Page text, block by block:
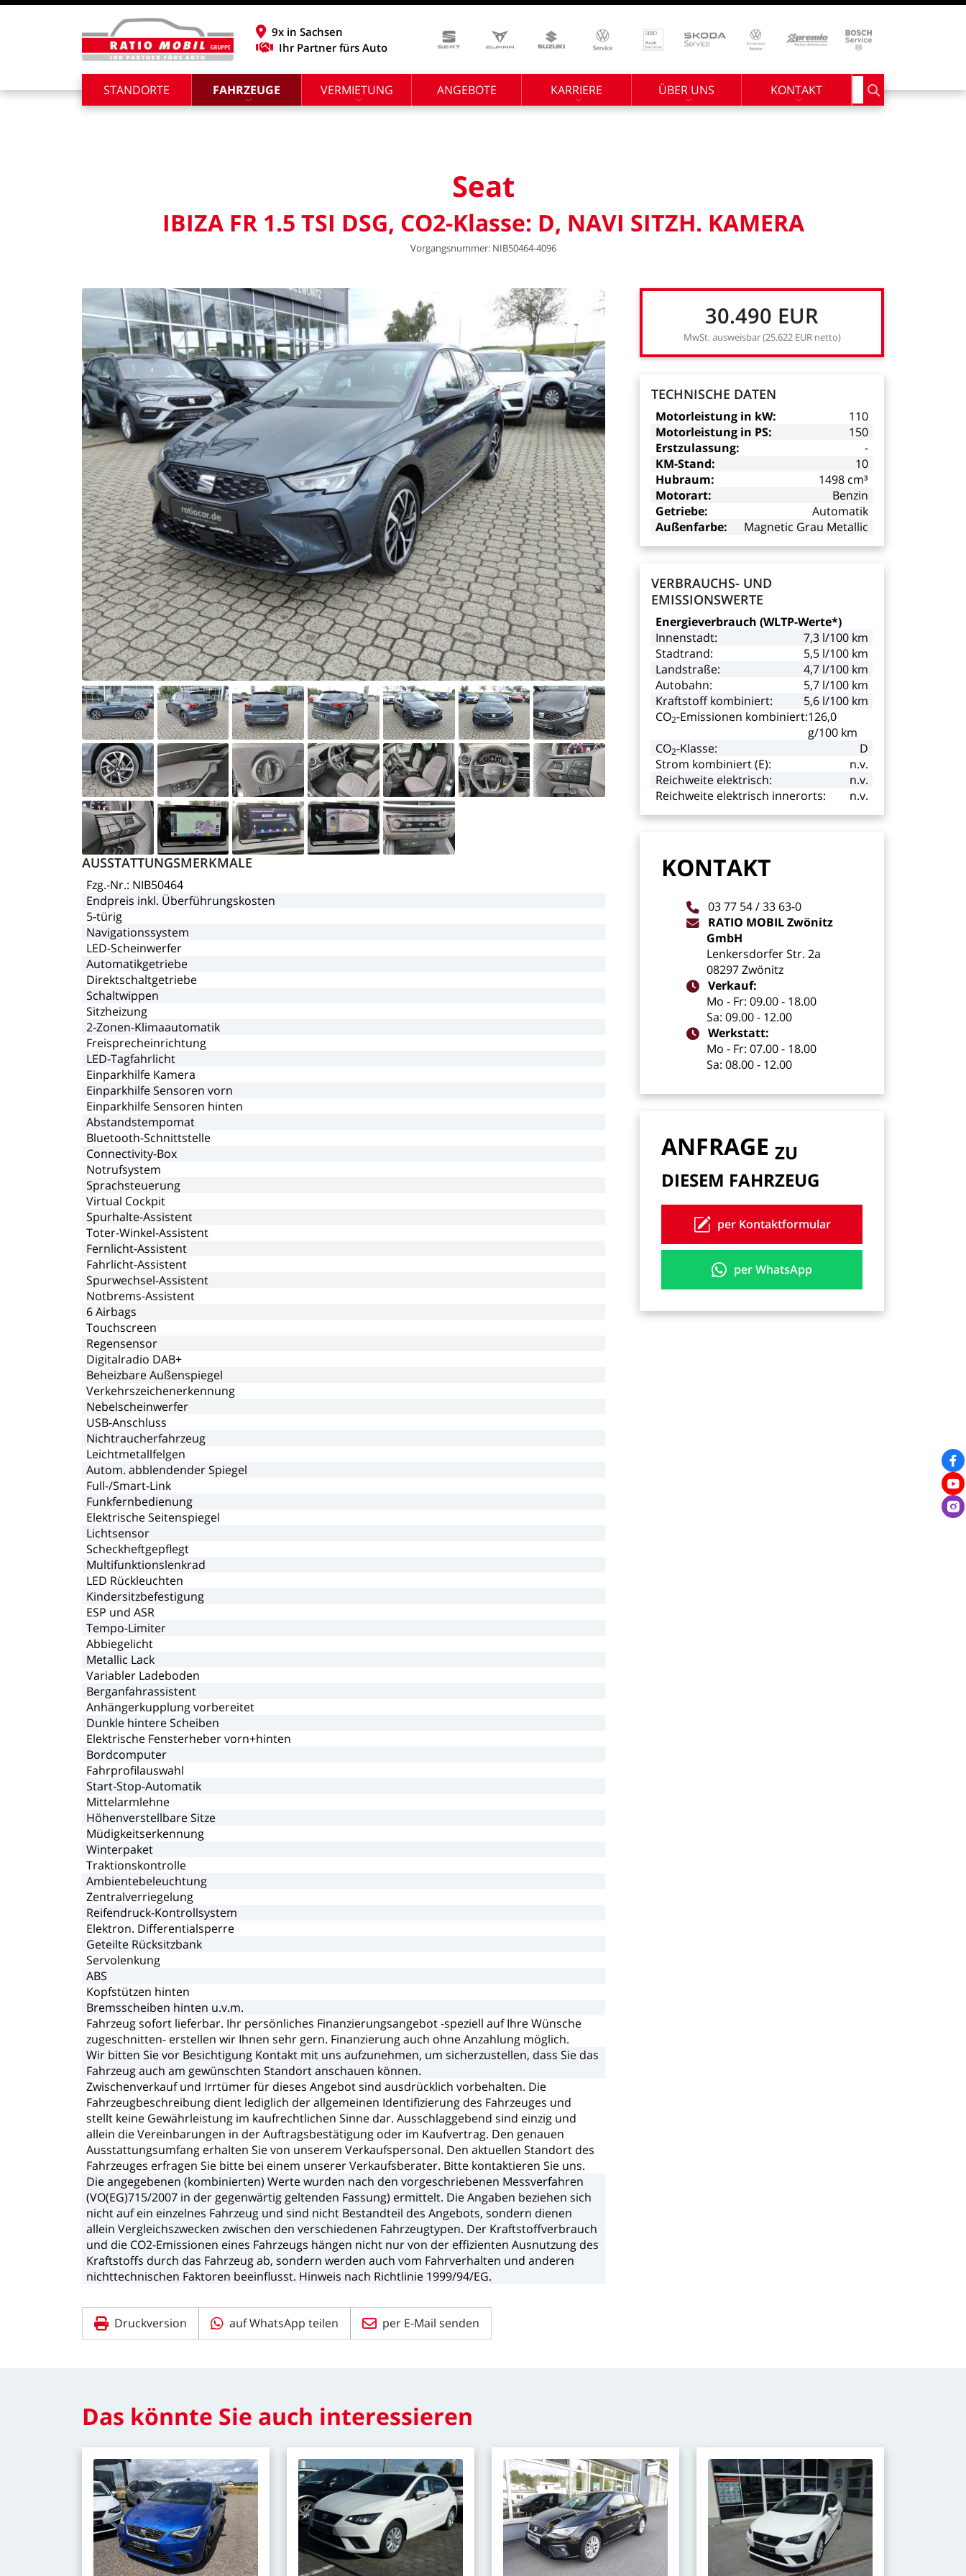
9x in Sachsen
Ihr Partner fürs Auto
STANDORTE FAHRZEUGE VERMIETUNG ANGEBOTE KARRIERE ÜBER UNS KONTAKT Suchbegriff
Seat
IBIZA FR 1.5 TSI DSG, CO2-Klasse: D, NAVI SITZH. KAMERA
Vorgangsnummer: NIB50464-4096
AUSSTATTUNGSMERKMALE
Fzg.-Nr.: NIB50464
Endpreis inkl. Überführungskosten
5-türig
Navigationssystem
LED-Scheinwerfer
Automatikgetriebe
Direktschaltgetriebe
Schaltwippen
Sitzheizung
2-Zonen-Klimaautomatik
Freisprecheinrichtung
LED-Tagfahrlicht
Einparkhilfe Kamera
EinparkhilfeSensoren vorn
EinparkhilfeSensoren hinten
Abstandstempomat
Bluetooth-Schnittstelle
Connectivity-Box
Notrufsystem
Sprachsteuerung
Virtual Cockpit
Spurhalte-Assistent
Toter-Winkel-Assistent
Fernlicht-Assistent
Fahrlicht-Assistent
Spurwechsel-Assistent
Notbrems-Assistent
6Airbags
Touchscreen
Regensensor
Digitalradio DAB+
BeheizbareAußenspiegel
Verkehrszeichenerkennung
Nebelscheinwerfer
USB-Anschluss
Nichtraucherfahrzeug
Leichtmetallfelgen
Autom. abblendenderSpiegel
Full-/Smart-Link
Funkfernbedienung
ElektrischeSeitenspiegel
Lichtsensor
Scheckheftgepflegt
Multifunktionslenkrad
LED Rückleuchten
Kindersitzbefestigung
ESP und ASR
Tempo-Limiter
Abbiegelicht
Metallic Lack
Variabler Ladeboden
Berganfahrassistent
Anhängerkupplungvorbereitet
Dunkle hintereScheiben
Elektrische Fensterhebervorn+hinten
Bordcomputer
Fahrprofilauswahl
Start-Stop-Automatik
Mittelarmlehne
HöhenverstellbareSitze
Müdigkeitserkennung
Winterpaket
Traktionskontrolle
Ambientebeleuchtung
Zentralverriegelung
Reifendruck-Kontrollsystem
Elektron. Differentialsperre
Geteilte Rücksitzbank
Servolenkung
ABS
Kopfstützen hinten
Bremsscheiben hinten u.v.m.
Fahrzeugsofort lieferbar. Ihr persönliches Finanzierungsangebot-speziell auf IhreWünsche
zugeschnitten- erstellen wir Ihnen sehr gern. Finanzierungauch ohneAnzahlung möglich.
Wir bitten Sievor Besichtigung Kontakt mit uns aufzunehmen, um sicherzustellen, dass Sie das
Fahrzeugauch am gewünschten Standortanschauen können.
Zwischenverkauf und Irrtümerfür dieses Angebotsind ausdrücklich vorbehalten. Die
Fahrzeugbeschreibung dient lediglich derallgemeinen Identifizierung des Fahrzeuges und
stellt keine Gewährleistung im kaufrechtlichen Sinne dar. Ausschlaggebend sind einzig und
allein dieVereinbarungen in derAuftragsbestätigung oder im Kaufvertrag. Den genauen
Ausstattungsumfang erhalten Sievon unserem Verkaufspersonal. Den aktuellen Standort des
Fahrzeuges erfragen Sie bitte bei einem unsererVerkaufsberater. Bitte kontaktieren Sie uns.
Dieangegebenen (kombinierten) Wertewurden nach den vorgeschriebenen Messverfahren
(VO(EG)715/2007 in der gegenwärtig geltenden Fassung) ermittelt. DieAngaben beziehen sich
nichtauf ein einzelnes Fahrzeug und sind nicht Bestandteil des Angebots, sondern dienen
allein Vergleichszwecken zwischen den verschiedenen Fahrzeugtypen. Der Kraftstoffverbrauch
und die CO2-Emissionen eines Fahrzeugs hängen nicht nurvon der effizienten Ausnutzung des
Kraftstoffs durch das Fahrzeugab, sondern werden auch vom Fahrverhalten und anderen
nichttechnischen Faktoren beeinflusst. Hinweis nach Richtlinie 1999/94/EG.
30.490 EUR
MwSt.ausweisbar(25.622 EUR netto)
TECHNISCHE DATEN
Motorleistung in kW:
110
Motorleistung in PS:
150
Erstzulassung:
-
KM-Stand:
10
Hubraum:
1498 cm³
Motorart:
Benzin
Getriebe:
Automatik
Außenfarbe:
Magnetic Grau Metallic
VERBRAUCHS- UND
EMISSIONSWERTE
Energieverbrauch (WLTP-Werte*)
Innenstadt:
7,3 l/100 km
Stadtrand:
5,5 l/100 km
Landstraße:
4,7 l/100 km
Autobahn:
5,7 l/100 km
Kraftstoff kombiniert: 5,6 l/100 km
CO2-Emissionen kombiniert:126,0
g/100 km
CO2-Klasse:
D
Strom kombiniert(E):
n.v.
Reichweite elektrisch:
n.v.
Reichweite elektrisch innerorts: n.v.
KONTAKT
0377 54/33 63-0
RATIO MOBILZwönitz
GmbH
LenkersdorferStr. 2a
08297Zwönitz
Verkauf:
Mo - Fr: 09.00- 18.00
Sa: 09.00- 12.00
Werkstatt:
Mo - Fr: 07.00- 18.00
Sa: 08.00- 12.00
ANFRAGE ZU
DIESEM FAHRZEUG
per Kontaktformular
per WhatsApp
Druckversion auf WhatsApp teilen per E-Mail senden
Das könnte Sie auch interessieren